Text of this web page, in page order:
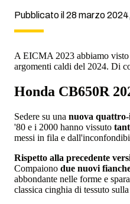
Pubblicato il 28 marzo
A EICMA 2023 abbiamo visto
argomenti caldi del 2024. Di
Honda CB650R
Sedere su una nuova
'80 e i 2000 hanno vissuto
messi in fila e
Rispetto alla precedente
Compaiono due nuovi
abbondante nelle forme e
classica cinghia di tessuto